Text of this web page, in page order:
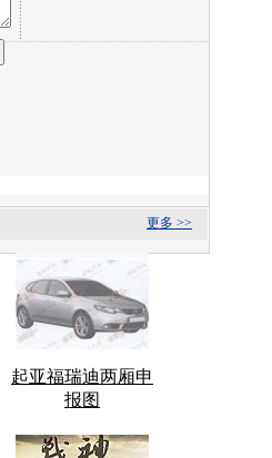
更多 >>
起亚福瑞迪两厢申
报图